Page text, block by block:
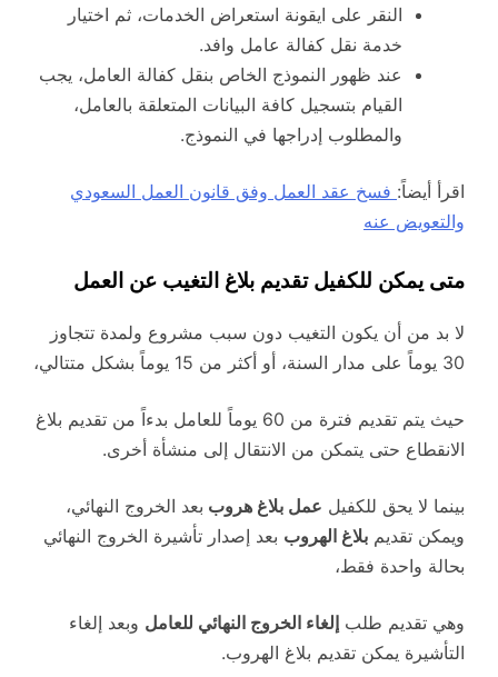
النقر على ايقونة استعراض الخدمات، ثم اختيار
خدمة نقل كفالة عامل وافد.
عند ظهور النموذج الخاص بنقل كفالة العامل، يجب
القيام بتسجيل كافة البيانات المتعلقة بالعامل،
والمطلوب إدراجها في النموذج.
اقرأ أيضاً: فسخ عقد العمل وفق قانون العمل السعودي
والتعويض عنه
متى يمكن للكفيل تقديم بلاغ التغيب عن العمل
لا بد من أن يكون التغيب دون سبب مشروع ولمدة تتجاوز
30 يوماً على مدار السنة، أو أكثر من 15 يوماً بشكل متتالي،
حيث يتم تقديم فترة من 60 يوماً للعامل بدءاً من تقديم بلاغ
الانقطاع حتى يتمكن من الانتقال إلى منشأة أخرى.
بينما لا يحق للكفيل عمل بلاغ هروب بعد الخروج النهائي،
ويمكن تقديم بلاغ الهروب بعد إصدار تأشيرة الخروج النهائي
بحالة واحدة فقط،
وهي تقديم طلب إلغاء الخروج النهائي للعامل وبعد إلغاء
التأشيرة يمكن تقديم بلاغ الهروب.